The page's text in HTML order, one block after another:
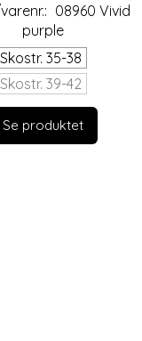
08960 Vivid
purple
Skostr. 35-38
Skostr. 39-42
Se produktet